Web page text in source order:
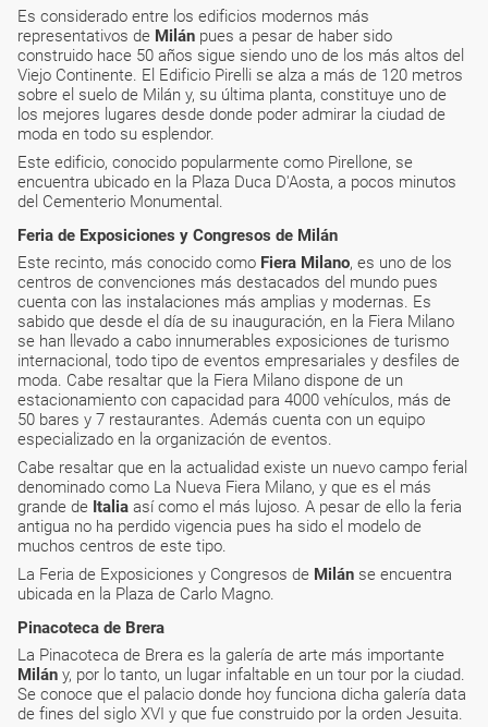
Es considerado entre los edificios modernos más
representativos de Milán pues a pesar de haber sido
construido hace 50 años sigue siendo uno de los más altos del
Viejo Continente. El Edificio Pirelli se alza a más de 120 metros
sobre el suelo de Milán y, su última planta, constituye uno de
los mejores lugares desde donde poder admirar la ciudad de
moda en todo su esplendor.
Este edificio, conocido popularmente como Pirellone, se
encuentra ubicado en la Plaza Duca D'Aosta, a pocos minutos
del Cementerio Monumental.
Feria de Exposiciones y Congresos de Milán
Este recinto, más conocido como Fiera Milano, es uno de los
centros de convenciones más destacados del mundo pues
cuenta con las instalaciones más amplias y modernas. Es
sabido que desde el día de su inauguración, en la Fiera Milano
se han llevado a cabo innumerables exposiciones de turismo
internacional, todo tipo de eventos empresariales y desfiles de
moda. Cabe resaltar que la Fiera Milano dispone de un
estacionamiento con capacidad para 4000 vehículos, más de
50 bares y 7 restaurantes. Además cuenta con un equipo
especializado en la organización de eventos.
Cabe resaltar que en la actualidad existe un nuevo campo ferial
denominado como La Nueva Fiera Milano, y que es el más
grande de Italia así como el más lujoso. A pesar de ello la feria
antigua no ha perdido vigencia pues ha sido el modelo de
muchos centros de este tipo.
La Feria de Exposiciones y Congresos de Milán se encuentra
ubicada en la Plaza de Carlo Magno.
Pinacoteca de Brera
La Pinacoteca de Brera es la galería de arte más importante
Milán y, por lo tanto, un lugar infaltable en un tour por la ciudad.
Se conoce que el palacio donde hoy funciona dicha galería data
de fines del siglo XVI y que fue construido por la orden Jesuita.